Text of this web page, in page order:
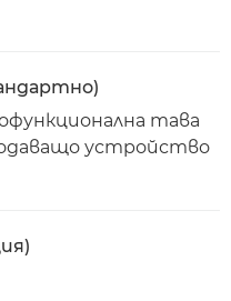
тава
устройство